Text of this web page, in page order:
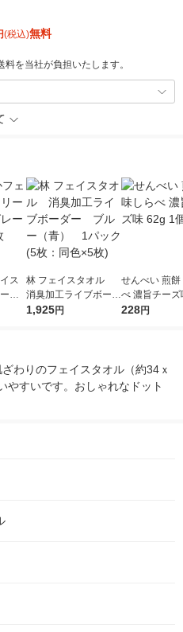
(税込)無料
を当社が負担いたします。
ス
ド
林 フェイスタオル
消臭加工ライブボーダ
ー ブルー（青） 1
1,925円
せんべい 煎餅
べ 濃旨チー
1個
228円
わりのフェイスタオル（約34ｘ
やすいです。おしゃれなドット